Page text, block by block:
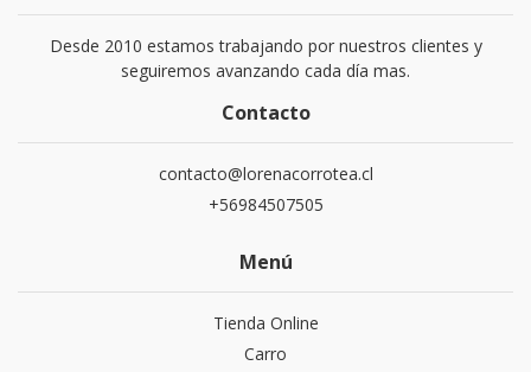
Desde 2010 estamos trabajando por nuestros clientes y
seguiremos avanzando cada día mas.
Contacto
contacto@lorenacorrotea.cl
+56984507505
Menú
Tienda Online
Carro